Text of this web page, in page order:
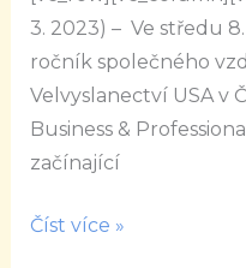
3. 2023) – Ve středu
ročník společného
Velvyslanectví USA v
Business &
začínající
pro
začínající
podnikatelky
Číst více »